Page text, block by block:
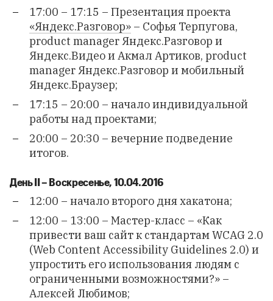
17:00 – 17:15 – Презентация проекта
«Яндекс.Разговор» – Софья Терпугова,
product manager Яндекс.Разговор и
Яндекс.Видео и Акмал Артиков, product
manager Яндекс.Разговор и мобильный
Яндекс.Браузер;
17:15 – 20:00 – начало индивидуальной
работы над проектами;
20:00 – 20:30 – вечерние подведение
итогов.
День II – Воскресенье, 10.04.2016
12:00 – начало второго дня хакатона;
12:00 – 13:00 – Мастер-класс – «Как
привести ваш сайт к стандартам WCAG 2.0
(Web Content Accessibility Guidelines 2.0) и
упростить его использования людям с
ограниченными возможностями?» –
Алексей Любимов;